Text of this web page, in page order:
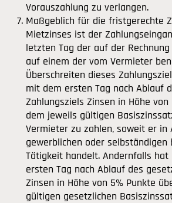
Vorauszahlung zu verlangen.
Maßgeblich für die fristgerechte
Mietzinses ist der
letzten Tag der auf der
auf einem der vom Vermieter
Überschreiten dieses
mit dem ersten Tag nach Ablauf
Zahlungsziels Zinsen in Höhe
dem jeweils gültigen
Vermieter zu zahlen, soweit er in
gewerblichen oder selbständigen
Tätigkeit handelt. Andernfalls
ersten Tag nach Ablauf des
Zinsen in Höhe von 5% Punkte
gültigen gesetzlichen